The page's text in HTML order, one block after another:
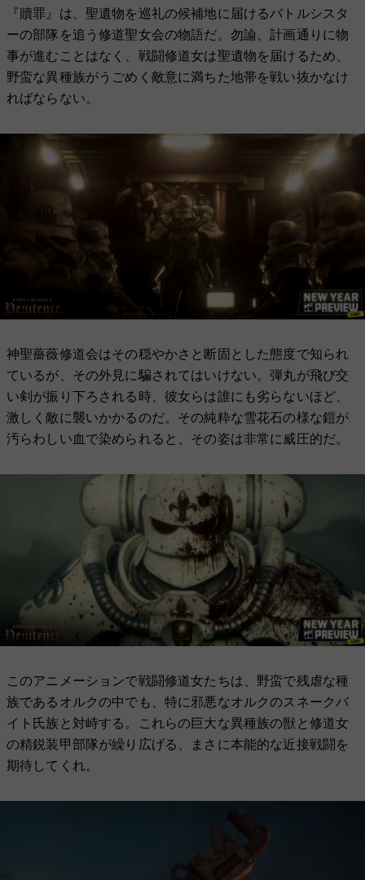
『贖罪』は、聖遺物を巡礼の候補地に届けるバトルシスタ
ーの部隊を追う修道聖女会の物語だ。勿論、計画通りに物
事が進むことはなく、戦闘修道女は聖遺物を届けるため、
野蛮な異種族がうごめく敵意に満ちた地帯を戦い抜かなけ
ればならない。
神聖薔薇修道会はその穏やかさと断固とした態度で知られ
ているが、その外見に騙されてはいけない。弾丸が飛び交
い剣が振り下ろされる時、彼女らは誰にも劣らないほど、
激しく敵に襲いかかるのだ。その純粋な雪花石の様な鎧が
汚らわしい血で染められると、その姿は非常に威圧的だ。
このアニメーションで戦闘修道女たちは、野蛮で残虐な種
族であるオルクの中でも、特に邪悪なオルクのスネークバ
イト氏族と対峙する。これらの巨大な異種族の獣と修道女
の精鋭装甲部隊が繰り広げる、まさに本能的な近接戦闘を
期待してくれ。